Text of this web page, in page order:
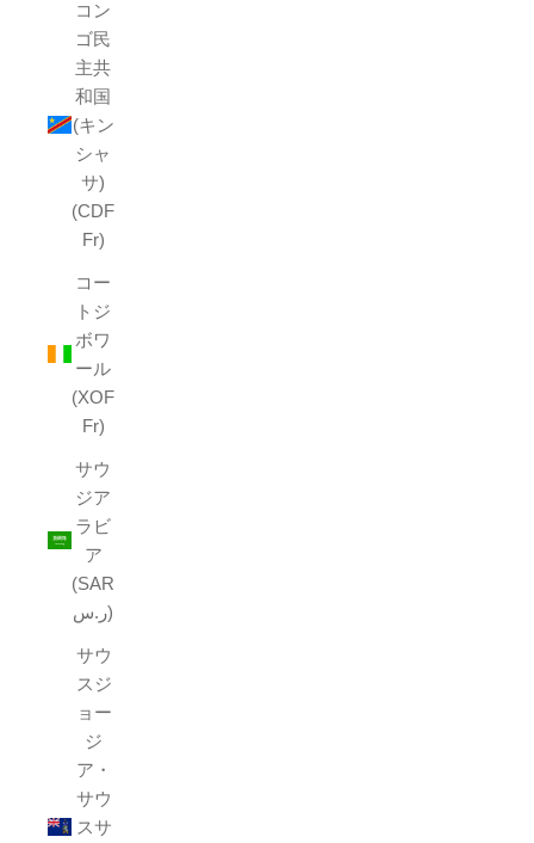
コン
ゴ民
主共
和国
(キン
シャ
サ)
(CDF
Fr)
コー
トジ
ボワ
ール
(XOF
Fr)
サウ
ジア
ラビ
ア
(SAR
ر.س)
サウ
スジ
ョー
ジ
ア・
サウ
スサ